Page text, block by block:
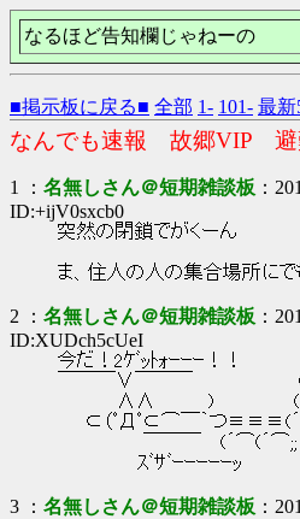
なるほど告知欄じゃねーの
■掲示板に戻る■ 全部 1- 101- 最新
なんでも速報 故郷VIP 避
1 ： 名無しさん＠短期雑談板 ：
ID:+ijV0sxcb0
突然の閉鎖でがくーん
ま、住人の人の集合場所にで
2 ： 名無しさん＠短期雑談板 ：
ID:XUDch5cUeI
今だ！2ｹﾞｯﾄｫｰｰｰ！！
￣￣￣∨￣￣￣
∧∧ )
⊂（ﾟДﾟ⊂⌒￣｀つ
￣￣￣ (´⌒(´⌒;;
ｽﾞｻﾞｰｰｰｰｰｯ
3 ： 名無しさん＠短期雑談板 ：